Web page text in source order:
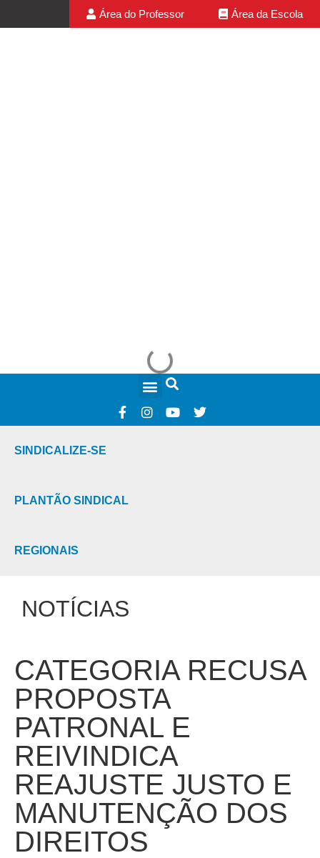
Área do Professor Área da Escola
SINDICALIZE-SE
PLANTÃO SINDICAL
REGIONAIS
NOTÍCIAS
CATEGORIA RECUSA
PROPOSTA
PATRONAL E
REIVINDICA
REAJUSTE JUSTO E
MANUTENÇÃO DOS
DIREITOS